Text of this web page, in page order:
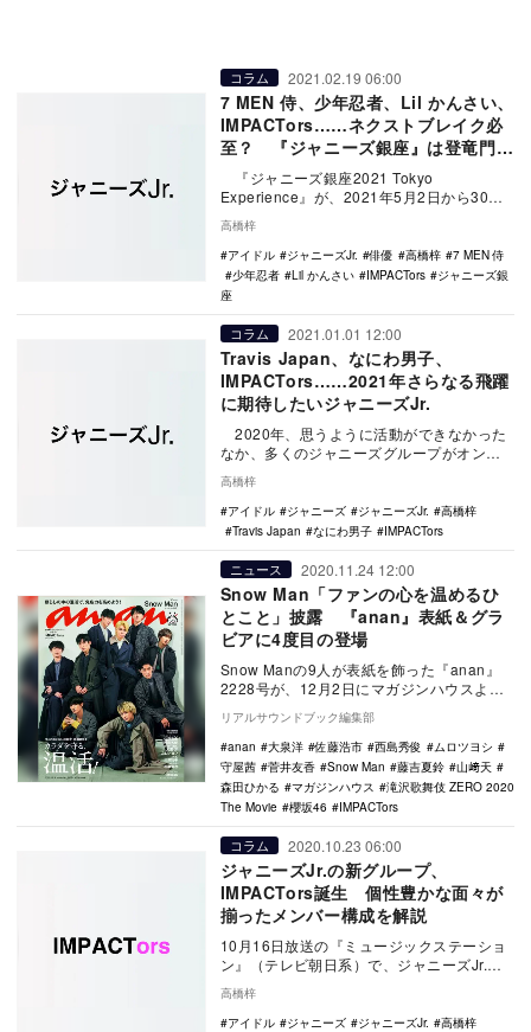
コラム 2021.02.19 06:00
7 MEN 侍、少年忍者、Lil かんさい、
IMPACTors……ネクストブレイク必
至？ 『ジャニーズ銀座』は登竜門的
ステージに
『ジャニーズ銀座2021 Tokyo
Experience』が、2021年5月2日から30日
まで上演されることが決定し…
高橋梓
アイドル
ジャニーズJr. 俳優 高橋梓
7 MEN 侍
少年忍者
Lil かんさい IMPACTors
ジャニーズ銀
座
コラム 2021.01.01 12:00
Travis Japan、なにわ男子、
IMPACTors……2021年さらなる飛躍
に期待したいジャニーズJr.
2020年、思うように活動ができなかった
なか、多くのジャニーズグループがオンラ
インライブを開催したり、感染症予防対策
ガ…
高橋梓
アイドル
ジャニーズ ジャニーズJr.
高橋梓
Travis Japan
なにわ男子 IMPACTors
ニュース 2020.11.24 12:00
Snow Man「ファンの心を温めるひ
とこと」披露 『anan』表紙＆グラ
ビアに4度目の登場
Snow Manの9人が表紙を飾った『anan』
2228号が、12月2日にマガジンハウスより
発売される。今号は、行動や住環境を見…
リアルサウンドブック編集部
anan
大泉洋 佐藤浩市 西島秀俊
ムロツヨシ
守屋茜
菅井友香 Snow Man 藤吉夏鈴
山﨑天
森田ひかる
マガジンハウス
滝沢歌舞伎 ZERO 2020
The Movie
櫻坂46 IMPACTors
コラム 2020.10.23 06:00
ジャニーズJr.の新グループ、
IMPACTors誕生 個性豊かな面々が
揃ったメンバー構成を解説
10月16日放送の『ミュージックステーショ
ン』（テレビ朝日系）で、ジャニーズJr.の
新グループ・IMPACTorsの誕生がサプラ…
高橋梓
アイドル
ジャニーズ ジャニーズJr.
高橋梓